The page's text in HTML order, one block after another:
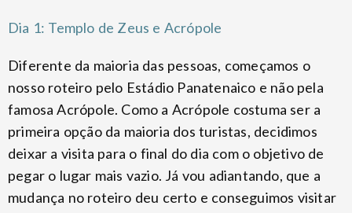
Dia 1: Templo de Zeus e Acrópole
Diferente da maioria das pessoas, começamos o
nosso roteiro pelo Estádio Panatenaico e não pela
famosa Acrópole. Como a Acrópole costuma ser a
primeira opção da maioria dos turistas, decidimos
deixar a visita para o final do dia com o objetivo de
pegar o lugar mais vazio. Já vou adiantando, que a
mudança no roteiro deu certo e conseguimos visitar